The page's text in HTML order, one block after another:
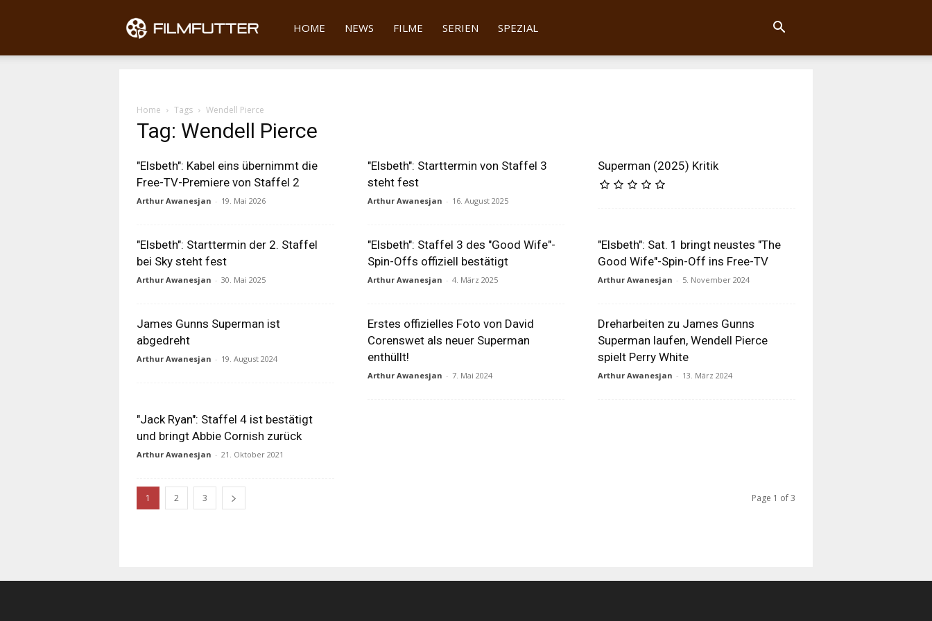
Filmfutter
HOME NEWS FILME SERIEN SPEZIAL
Home Tags Wendell Pierce
Tag: Wendell Pierce
"Elsbeth": Kabel eins übernimmt die
Free-TV-Premiere von Staffel 2
Arthur Awanesjan - 19. Mai 2026
"Elsbeth": Starttermin von Staffel 3
steht fest
Arthur Awanesjan - 16. August 2025
Superman (2025) Kritik
"Elsbeth": Starttermin der 2. Staffel
bei Sky steht fest
Arthur Awanesjan - 30. Mai 2025
"Elsbeth": Staffel 3 des "Good Wife"-
Spin-Offs offiziell bestätigt
Arthur Awanesjan - 4. März 2025
"Elsbeth": Sat. 1 bringt neustes "The
Good Wife"-Spin-Off ins Free-TV
Arthur Awanesjan - 5. November 2024
James Gunns Superman ist
abgedreht
Arthur Awanesjan - 19. August 2024
Erstes offizielles Foto von David
Corenswet als neuer Superman
enthüllt!
Arthur Awanesjan - 7. Mai 2024
Dreharbeiten zu James Gunns
Superman laufen, Wendell Pierce
spielt Perry White
Arthur Awanesjan - 13. März 2024
"Jack Ryan": Staffel 4 ist bestätigt
und bringt Abbie Cornish zurück
Arthur Awanesjan - 21. Oktober 2021
1 2 3 Page 1 of 3